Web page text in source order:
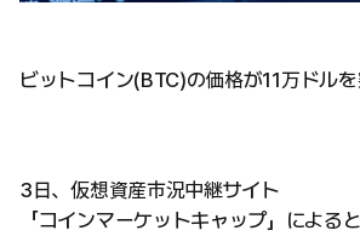
ビットコイン(BTC)の価格が11万ドルを
3日、仮想資産市況中継サイト
「コインマーケットキャップ」によると